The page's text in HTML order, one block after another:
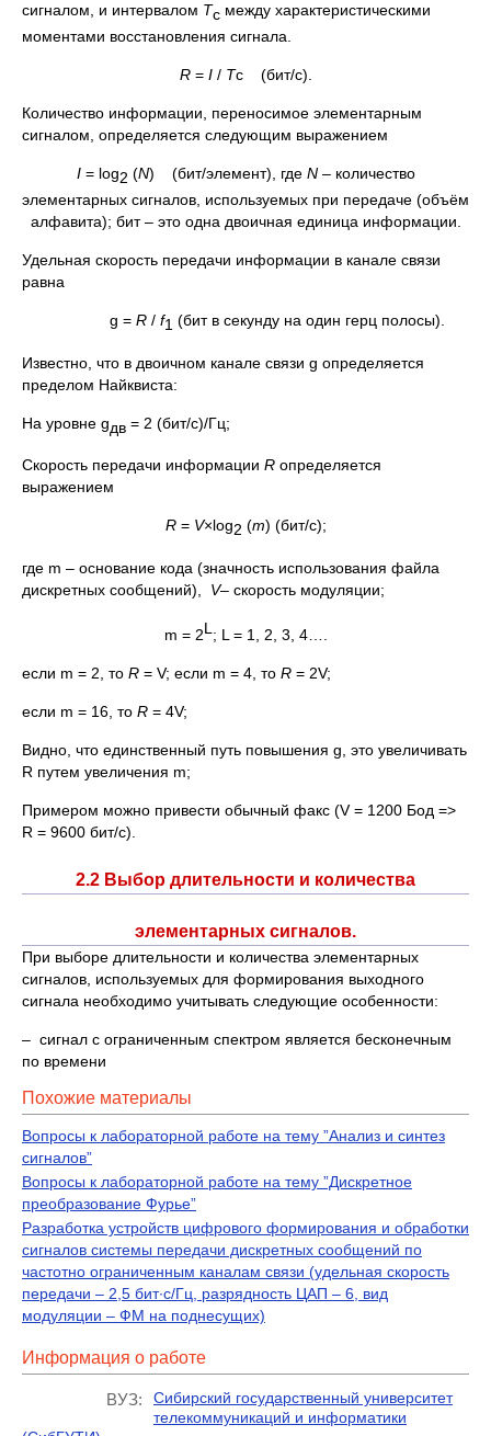
сигналом, и интервалом Тс между характеристическими
моментами восстановления сигнала.
R = I / Тс (бит/с).
Количество информации, переносимое элементарным
сигналом, определяется следующим выражением
I= log2 (N) (бит/элемент), где N– количество
элементарных сигналов, используемых при передаче (объём
алфавита); бит – это одна двоичная единица информации.
Удельная скорость передачи информации в канале связи
равна
g = R / f1 (бит в секунду на один герц полосы).
Известно, что в двоичном канале связи g определяется
пределом Найквиста:
На уровне gдв = 2 (бит/с)/Гц;
Скорость передачи информации R определяется
выражением
R = V×log2 (m) (бит/с);
где m – основание кода (значность использования файла
дискретных сообщений), V– скорость модуляции;
m = 2L ; L = 1, 2, 3, 4….
если m = 2, то R = V; если m = 4, то R = 2V;
если m = 16, то R = 4V;
Видно, что единственный путь повышения g, это увеличивать
R путем увеличения m;
Примером можно привести обычный факс (V = 1200 Бод =>
R = 9600 бит/с).
2.2 Выбор длительности и количества
элементарных сигналов.
При выборе длительности и количества элементарных
сигналов, используемых для формирования выходного
сигнала необходимо учитывать следующие особенности:
– сигнал с ограниченным спектром является бесконечным
по времени
Похожие материалы
Вопросы к лабораторной работе на тему ”Анализ и синтез
сигналов”
Вопросы к лабораторной работе на тему ”Дискретное
преобразование Фурье”
Разработка устройств цифрового формирования и обработки
сигналов системы передачи дискретных сообщений по
частотно ограниченным каналам связи (удельная скорость
передачи – 2,5 бит∙с/Гц, разрядность ЦАП – 6, вид
модуляции – ФМ на поднесущих)
Информация о работе
ВУЗ:
Сибирский государственный университет
телекоммуникаций и информатики